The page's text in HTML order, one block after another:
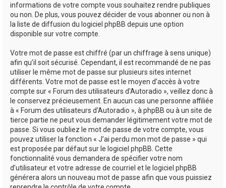
informations de votre compte vous souhaitez rendre publiques
ou non. De plus, vous pouvez décider de vous abonner ou non à
la liste de diffusion du logiciel phpBB depuis une option
disponible sur votre compte.
Votre mot de passe est chiffré (par un chiffrage à sens unique)
afin qu’il soit sécurisé. Cependant, il est recommandé de ne pas
utiliser le même mot de passe sur plusieurs sites internet
différents. Votre mot de passe est le moyen d’accès à votre
compte sur « Forum des utilisateurs d'Autoradio », veillez donc à
le conservez précieusement. En aucun cas une personne affiliée
à « Forum des utilisateurs d'Autoradio », à phpBB ou à un site de
tierce partie ne peut vous demander légitimement votre mot de
passe. Si vous oubliez le mot de passe de votre compte, vous
pouvez utiliser la fonction « J’ai perdu mon mot de passe » qui
est proposée par défaut sur le logiciel phpBB. Cette
fonctionnalité vous demandera de spécifier votre nom
d’utilisateur et votre adresse de courriel et le logiciel phpBB
générera alors un nouveau mot de passe afin que vous puissiez